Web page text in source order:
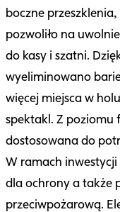
boczne
pozwoliło na
do kasy i szatni.
wyeliminowano
więcej miejsca w
spektakl. Z poziomu
dostosowana do
W ramach
dla ochrony a także
przeciwpożarową.